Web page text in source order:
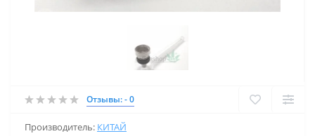
Отзывы: - 0
Производитель: КИТАЙ